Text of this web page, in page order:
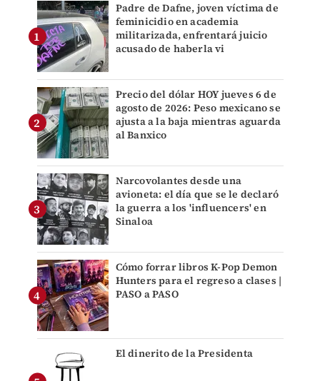
Padre de Dafne, joven víctima de
feminicidio en academia
militarizada, enfrentará juicio
acusado de haberla vi
Precio del dólar HOY jueves 6 de
agosto de 2026: Peso mexicano se
ajusta a la baja mientras aguarda
al Banxico
Narcovolantes desde una
avioneta: el día que se le declaró
la guerra a los 'influencers' en
Sinaloa
Cómo forrar libros K-Pop Demon
Hunters para el regreso a clases |
PASO a PASO
El dinerito de la Presidenta